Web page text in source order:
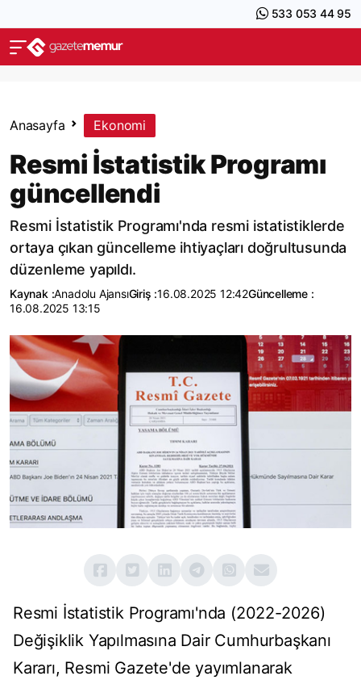
533 053 44 95
Anasayfa Ekonomi
Resmi İstatistik Programı
güncellendi
Resmi İstatistik Programı'nda resmi istatistiklerde
ortaya çıkan güncelleme ihtiyaçları doğrultusunda
düzenleme yapıldı.
Kaynak :Anadolu AjansıGiriş :16.08.2025 12:42Güncelleme :
16.08.2025 13:15
Resmi İstatistik Programı'nda (2022-2026)
Değişiklik Yapılmasına Dair Cumhurbaşkanı
Kararı, Resmi Gazete'de yayımlanarak